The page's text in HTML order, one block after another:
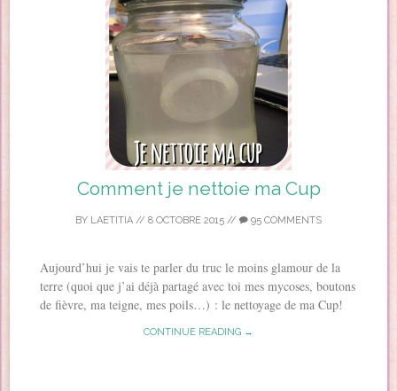
Comment je nettoie ma Cup
BY LAETITIA // 8 OCTOBRE 2015 // 95 COMMENTS
Aujourd’hui je vais te parler du truc le moins glamour de la
terre (quoi que j’ai déjà partagé avec toi mes mycoses, boutons
de fièvre, ma teigne, mes poils…) : le nettoyage de ma Cup!
CONTINUE READING →